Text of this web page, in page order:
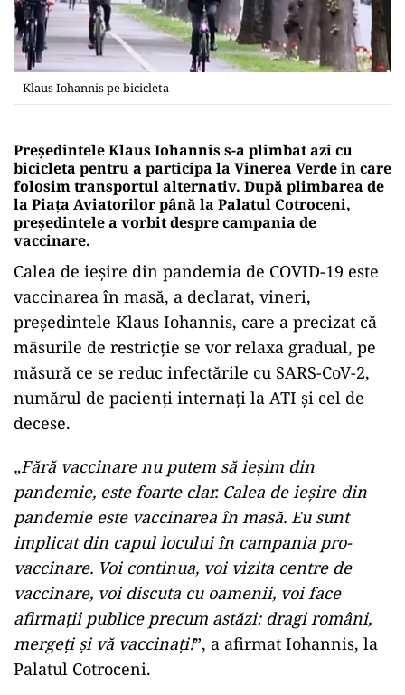
Klaus Iohannis pe bicicleta
Președintele Klaus Iohannis s-a plimbat azi cu
bicicleta pentru a participa la Vinerea Verde în care
folosim transportul alternativ. După plimbarea de
la Piața Aviatorilor până la Palatul Cotroceni,
președintele a vorbit despre campania de
vaccinare.
Calea de ieşire din pandemia de COVID-19 este
vaccinarea în masă, a declarat, vineri,
preşedintele Klaus Iohannis, care a precizat că
măsurile de restricţie se vor relaxa gradual, pe
măsură ce se reduc infectările cu SARS-CoV-2,
numărul de pacienţi internaţi la ATI şi cel de
decese.
„Fără vaccinare nu putem să ieşim din
pandemie, este foarte clar. Calea de ieşire din
pandemie este vaccinarea în masă. Eu sunt
implicat din capul locului în campania pro-
vaccinare. Voi continua, voi vizita centre de
vaccinare, voi discuta cu oamenii, voi face
afirmaţii publice precum astăzi: dragi români,
mergeţi şi vă vaccinaţi!”, a afirmat Iohannis, la
Palatul Cotroceni.